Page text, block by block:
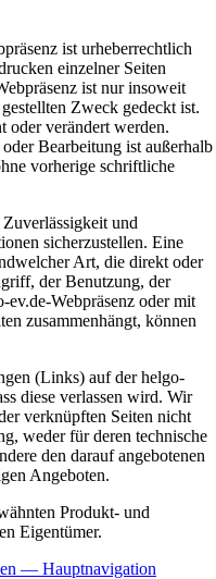
ist urheberrechtlich
einzelner Seiten
ist nur insoweit
Zweck gedeckt ist.
oder verändert werden.
Bearbeitung ist außerhalb
vorherige schriftliche
und
sicherzustellen. Eine
Art, die direkt oder
der Benutzung, der
Webpräsenz oder mit
zusammenhängt, können
(Links) auf der helgo-
diese verlassen wird. Wir
verknüpften Seiten nicht
weder für deren technische
den darauf angebotenen
Angeboten.
Produkt- und
Eigentümer.
— Hauptnavigation